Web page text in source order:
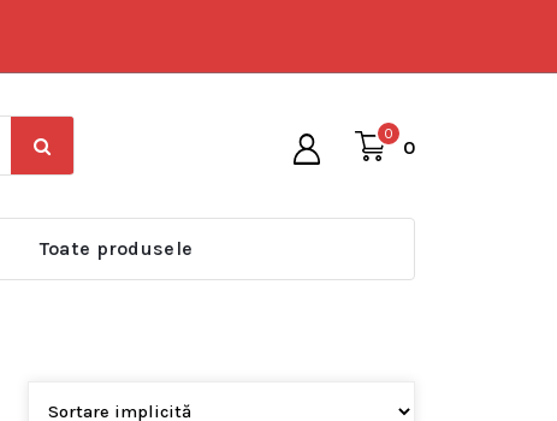
0
0
Toate produsele